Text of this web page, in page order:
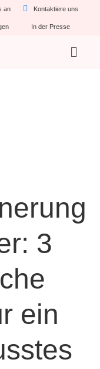
an Kontaktiere uns
In der Presse
3
ein